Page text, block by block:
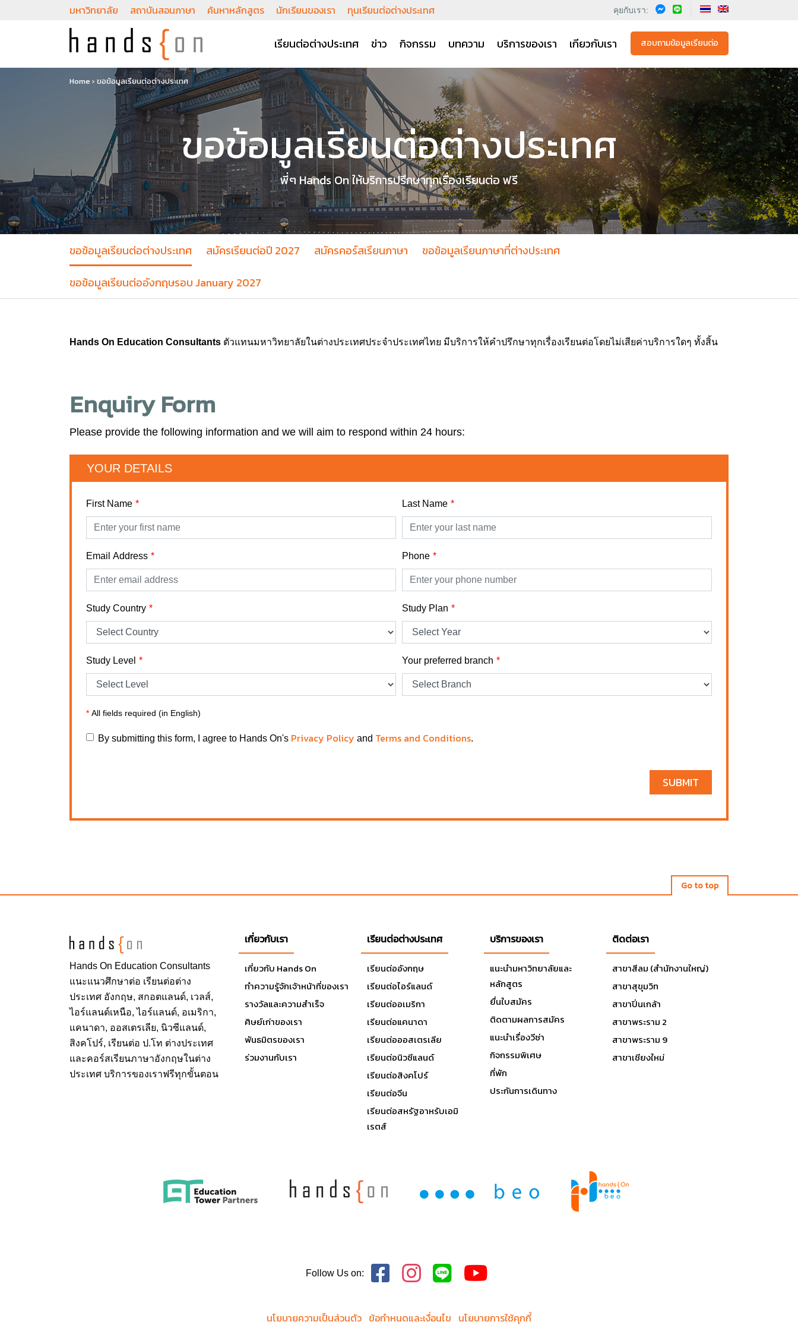
มหาวิทยาลัย สถาบันสอนภาษา ค้นหาหลักสูตร นักเรียนของเรา ทุนเรียนต่อต่างประเทศ คุยกับเรา:
เรียนต่อต่างประเทศ ข่าว กิจกรรม บทความ บริการของเรา เกียวกับเรา สอบถามข้อมูลเรียนต่อ
Home › ขอข้อมูลเรียนต่อต่างประเทศ
ขอข้อมูลเรียนต่อต่างประเทศ
พี่ๆ Hands On ให้บริการปรึกษาทุกเรื่องเรียนต่อ ฟรี
ขอข้อมูลเรียนต่อต่างประเทศ สมัครเรียนต่อปี 2027 สมัครคอร์สเรียนภาษา
ขอข้อมูลเรียนภาษาที่ต่างประเทศ
ขอข้อมูลเรียนต่ออังกฤษรอบ January 2027
Hands On Education Consultants ตัวแทนมหาวิทยาลัยในต่างประเทศประจำประเทศไทย มีบริการให้คำปรึกษาทุกเรื่องเรียนต่อโดยไม่เสียค่าบริการใดๆ ทั้งสิ้น
Enquiry Form
Please provide the following information and we will aim to respond within 24 hours:
YOUR DETAILS
First Name Last Name
Email Address Phone
Study Country Study Plan
Study Level Your preferred branch
* All fields required (in English)
By submitting this form, I agree to Hands On's Privacy Policy and Terms and Conditions.
SUBMIT
Go to top
Hands On Education Consultants
แนะแนวศึกษาต่อ เรียนต่อต่าง
ประเทศ อังกฤษ, สกอตแลนด์, เวลส์,
ไอร์แลนด์เหนือ, ไอร์แลนด์, อเมริกา,
แคนาดา, ออสเตรเลีย, นิวซีแลนด์,
สิงคโปร์, เรียนต่อ ป.โท ต่างประเทศ
และคอร์สเรียนภาษาอังกฤษในต่าง
ประเทศ บริการของเราฟรีทุกขั้นตอน
เกี่ยวกับเรา
เกี่ยวกับ Hands On
ทำความรู้จักเจ้าหน้าที่ของเรา
รางวัลและความสำเร็จ
ศิษย์เก่าของเรา
พันธมิตรของเรา
ร่วมงานกับเรา
เรียนต่อต่างประเทศ
เรียนต่ออังกฤษ
เรียนต่อไอร์แลนด์
เรียนต่ออเมริกา
เรียนต่อแคนาดา
เรียนต่อออสเตรเลีย
เรียนต่อนิวซีแลนด์
เรียนต่อสิงคโปร์
เรียนต่อจีน
เรียนต่อสหรัฐอาหรับเอมิ
เรตส์
บริการของเรา
แนะนำมหาวิทยาลัยและ
หลักสูตร
ยื่นใบสมัคร
ติดตามผลการสมัคร
แนะนำเรื่องวีซ่า
กิจกรรมพิเศษ
ที่พัก
ประกันการเดินทาง
ติดต่อเรา
สาขาสีลม (สำนักงานใหญ่)
สาขาสุขุมวิท
สาขาปิ่นเกล้า
สาขาพระราม 2
สาขาพระราม 9
สาขาเชียงใหม่
Follow Us on:
นโยบายความเป็นส่วนตัว ข้อกำหนดและเงื่อนไข นโยบายการใช้คุกกี้